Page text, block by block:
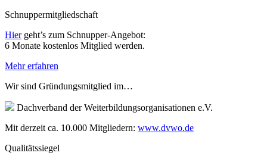
Schnuppermitgliedschaft
Hiergeht’s zum Schnupper-Angebot:
6 Monate kostenlos Mitglied werden.
Mehr erfahren
Wir sind Gründungsmitglied im…
Dachverband der Weiterbildungsorganisationen e.V.
Mit derzeit ca. 10.000 Mitgliedern: www.dvwo.de
Qualitätssiegel